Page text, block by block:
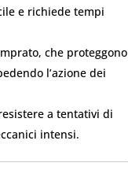
e richiede tempi
che proteggono
l’azione dei
a tentativi di
intensi.